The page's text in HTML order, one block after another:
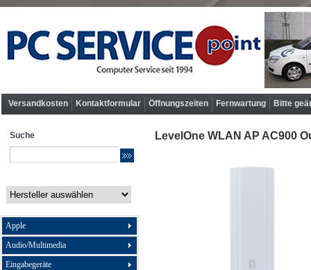
Versandkosten Kontaktformular Öffnungszeiten Fernwartung Bitte
Suche
Apple
Audio/Multimedia
Eingabegeräte
LevelOne WLAN AP AC900